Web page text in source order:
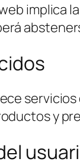
implica
y